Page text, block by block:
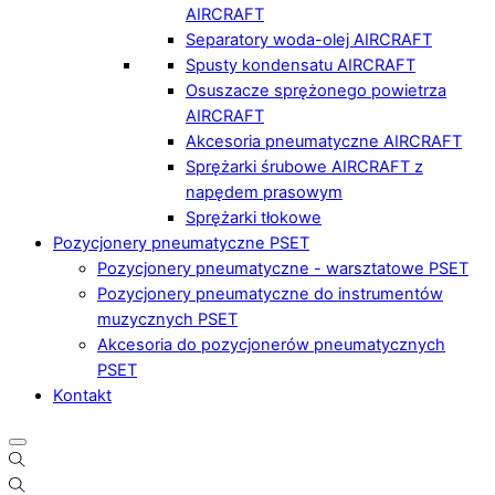
AIRCRAFT
Separatory woda-olej AIRCRAFT
Spusty kondensatu AIRCRAFT
Osuszacze sprężonego powietrza
AIRCRAFT
Akcesoria pneumatyczne AIRCRAFT
Sprężarki śrubowe AIRCRAFT z
napędem prasowym
Sprężarki tłokowe
Pozycjonery pneumatyczne PSET
Pozycjonery pneumatyczne - warsztatowe PSET
Pozycjonery pneumatyczne do instrumentów
muzycznych PSET
Akcesoria do pozycjonerów pneumatycznych
PSET
Kontakt